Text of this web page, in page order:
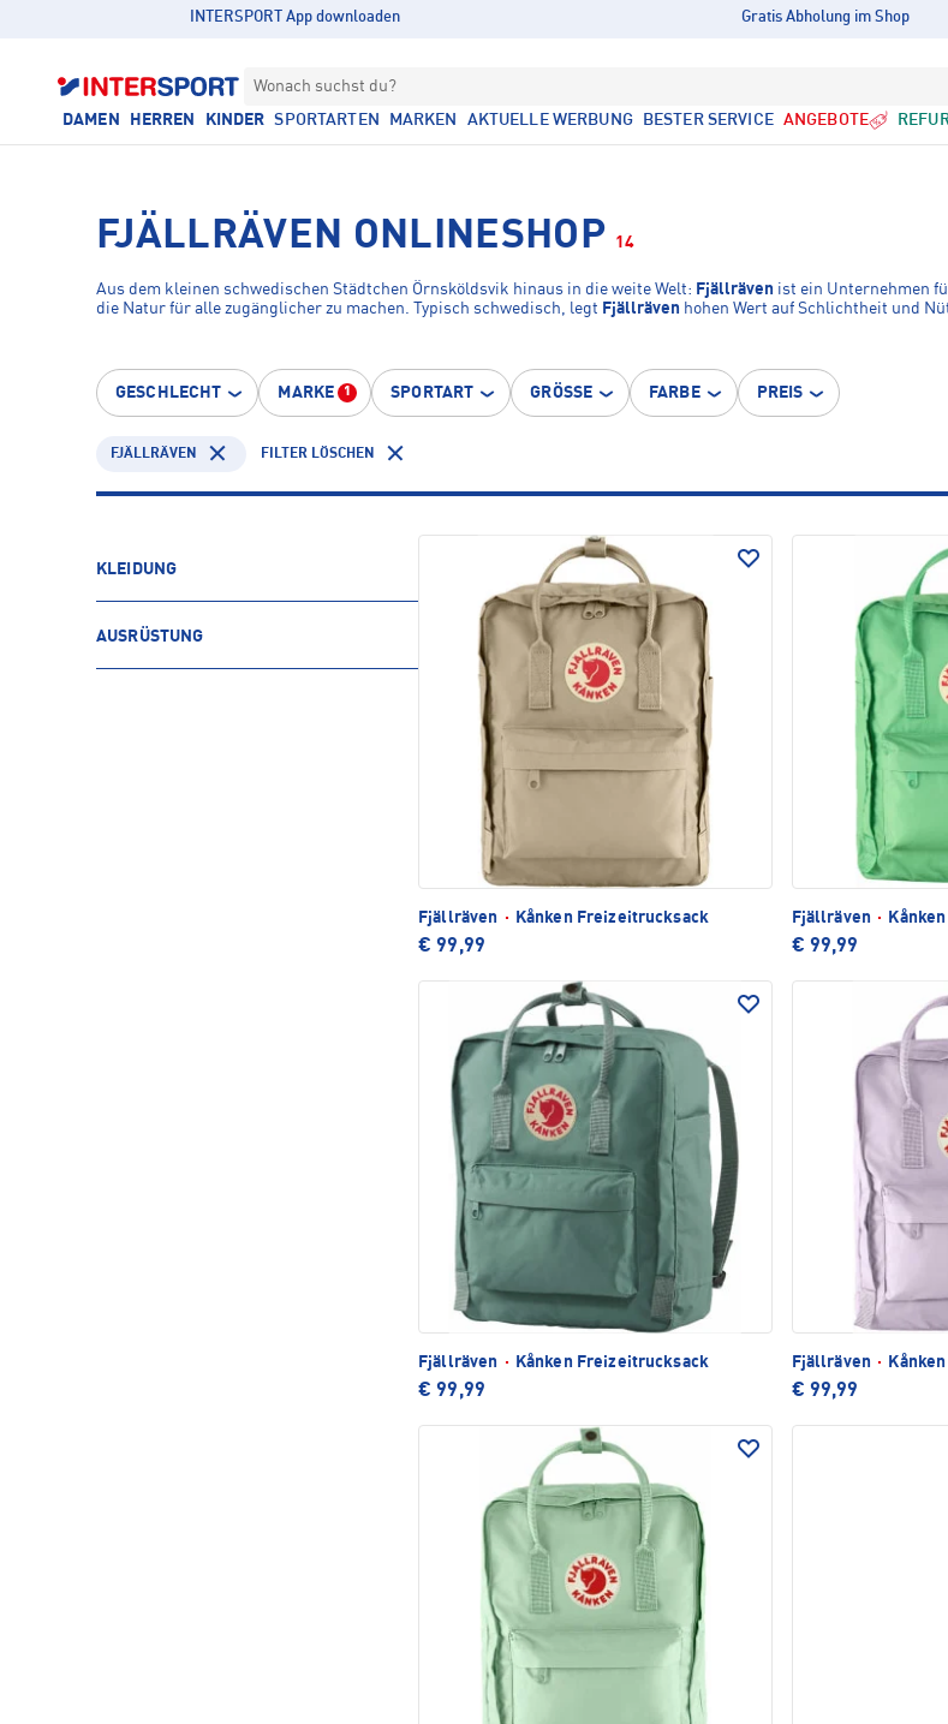
INTERSPORT App downloaden Gratis Abholung im Shop
Wonach suchst du?
DAMEN HERREN KINDER SPORTARTEN MARKEN AKTUELLE WERBUNG BESTER SERVICE ANGEBOTE
FJÄLLRÄVEN ONLINESHOP 14
Aus dem kleinen schwedischen Städtchen Örnsköldsvik hinaus in die weite Welt: Fjällräven ist ein Unternehmen
die Natur für alle zugänglicher zu machen. Typisch schwedisch, legt Fjällräven hohen Wert auf Schlichtheit und
GESCHLECHT MARKE 1 SPORTART GRÖSSE FARBE PREIS
FJÄLLRÄVEN FILTER LÖSCHEN
KLEIDUNG
AUSRÜSTUNG
Fjällräven · Kånken Freizeitrucksack
€ 99,99
Fjällräven ·
€ 99,99
Fjällräven · Kånken Freizeitrucksack
€ 99,99
Fjällräven ·
€ 99,99